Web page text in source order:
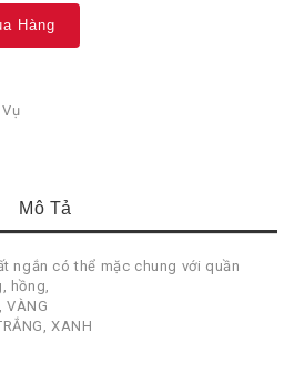
Hàng
Mô Tả
ngắn có thể mặc chung với quần
hồng,
VÀNG
XANH